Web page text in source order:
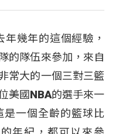
幾年的這個經驗，
的隊伍來參加，來自
常大的一個三對三籃
美國NBA的選手來一
一個全齡的籃球比